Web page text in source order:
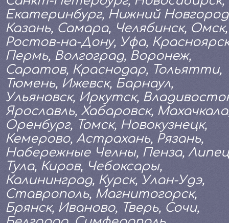
Екатеринбург, Нижний
Казань, Самара, Челябинск, Омск,
Ростов-на-Дону, Уфа,
Пермь, Волгоград, Воронеж,
Саратов, Краснодар, Тольятти,
Тюмень, Ижевск, Барнаул,
Ульяновск, Иркутск,
Ярославль, Хабаровск,
Оренбург, Томск, Новокузнецк,
Кемерово, Астрахань, Рязань,
Набережные Челны, Пенза,
Тула, Киров, Чебоксары,
Калининград, Курск, Улан-Удэ,
Ставрополь, Магнитогорск,
Брянск, Иваново, Тверь, Сочи,